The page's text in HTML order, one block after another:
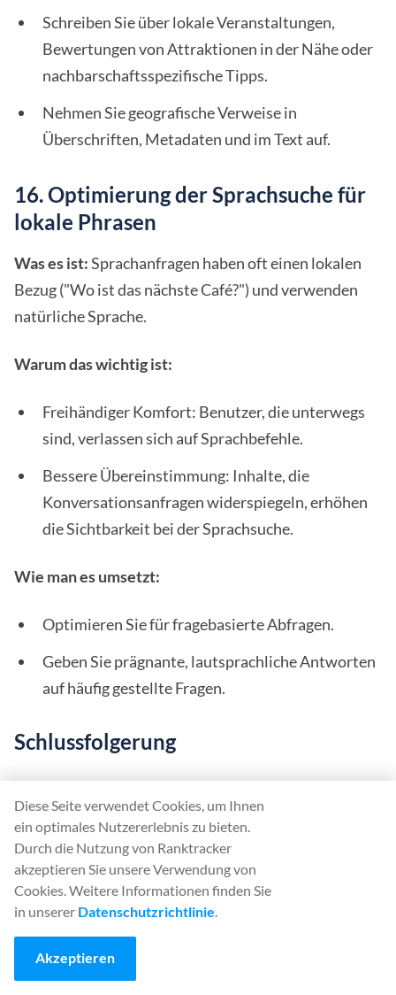
Schreiben Sie über lokale Veranstaltungen,
Bewertungen von Attraktionen in der Nähe oder
nachbarschaftsspezifische Tipps.
Nehmen Sie geografische Verweise in
Überschriften, Metadaten und im Text auf.
16. Optimierung der Sprachsuche für
lokale Phrasen
Was es ist:Sprachanfragen haben oft einen lokalen
Bezug ("Wo ist das nächste Café?") und verwenden
natürliche Sprache.
Warum das wichtig ist:
Freihändiger Komfort: Benutzer, die unterwegs
sind, verlassen sich auf Sprachbefehle.
Bessere Übereinstimmung: Inhalte, die
Konversationsanfragen widerspiegeln, erhöhen
die Sichtbarkeit bei der Sprachsuche.
Wie man es umsetzt:
Optimieren Sie für fragebasierte Abfragen.
Geben Sie prägnante, lautsprachliche Antworten
auf häufig gestellte Fragen.
Schlussfolgerung
mehr als nur die Nähe - es ist eine integrierte
Strategie, die GMB-Optimierung, konsistente NAP-
Informationen, lokale Zitate, benutzerfreundliche
mobile Erfahrungen und authentisches Engagement
in der Community umfasst. Indem Sie diese Ranking-
Sichtbarkeit für Kunden in Ihrer Nähe, sorgen für
Diese Seite verwendet Cookies, um Ihnen
ein optimales Nutzererlebnis zu bieten.
Durch die Nutzung von Ranktracker
akzeptieren Sie unsere Verwendung von
Cookies. Weitere Informationen finden Sie
in unserer Datenschutzrichtlinie.
Akzeptieren